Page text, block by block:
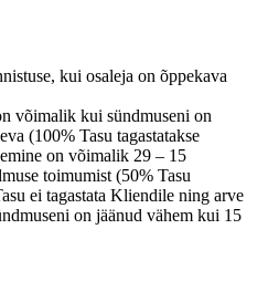
kui osaleja on õppekava
võimalik kui sündmuseni on
(100% Tasu tagastatakse
on võimalik 29 – 15
toimumist (50% Tasu
ei tagastata Kliendile ning arve
on jäänud vähem kui 15